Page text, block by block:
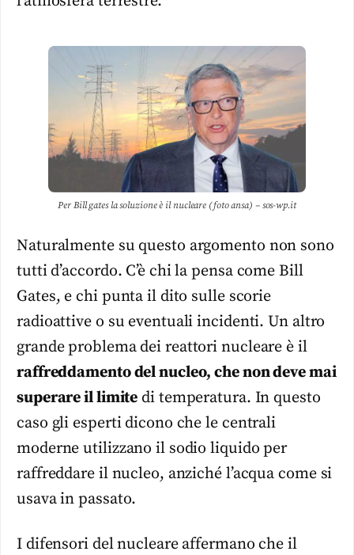
Per Bill gates la soluzione è il nucleare (foto ansa) – sos-wp.it
Naturalmente su questo argomento non sono
tutti d’accordo. C’è chi la pensa come Bill
Gates, e chi punta il dito sulle scorie
radioattive o su eventuali incidenti. Un altro
grande problema dei reattori nucleare è il
raffreddamento del nucleo, che non deve mai
superare il limite di temperatura. In questo
caso gli esperti dicono che le centrali
moderne utilizzano il sodio liquido per
raffreddare il nucleo, anziché l’acqua come si
usava in passato.
I difensori del nucleare affermano che il